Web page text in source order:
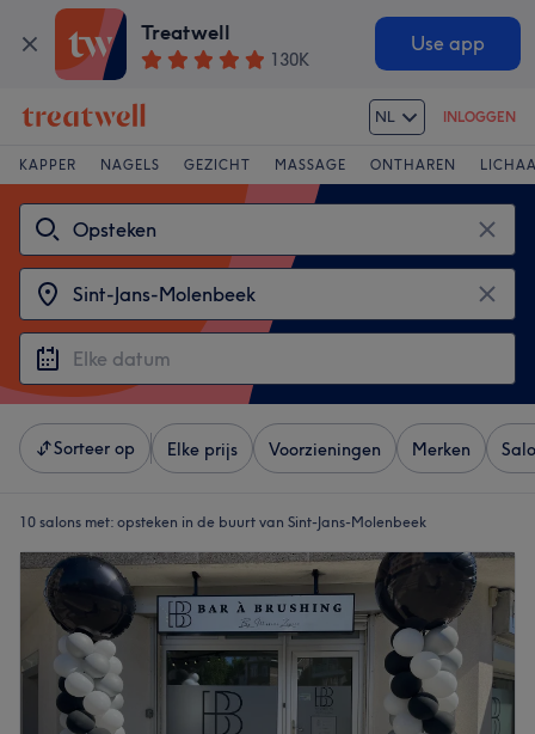
Treatwell
130K
Use app
NL INLOGGEN
KAPPER NAGELS GEZICHT MASSAGE ONTHAREN
Sorteer op Elke prijs Voorzieningen Merken
10 salons met: opsteken in de buurt van Sint-Jans-Molenbeek